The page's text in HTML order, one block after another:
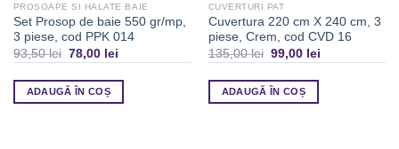
PROSOAPE SI HALATE BAIE
Set Prosop de baie 550 gr/mp,
3 piese, cod PPK 014
93,50lei 78,00 lei
ADAUGĂ ÎN COȘ
CUVERTURI PAT
Cuvertura 220 cm X 240 cm, 3
piese, Crem, cod CVD 16
135,00lei 99,00 lei
ADAUGĂ ÎN COȘ